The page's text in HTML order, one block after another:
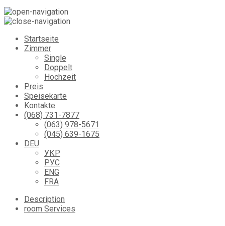
Startseite
Zimmer
Single
Doppelt
Hochzeit
Preis
Speisekarte
Kontakte
(068) 731-7877
(063) 978-5671
(045) 639-1675
DEU
УКР
РУС
ENG
FRA
Description
room Services